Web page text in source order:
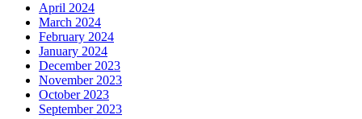
April 2024
March 2024
February 2024
January 2024
December 2023
November 2023
October 2023
September 2023